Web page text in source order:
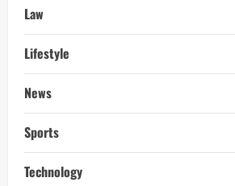
Law
Lifestyle
News
Sports
Technology